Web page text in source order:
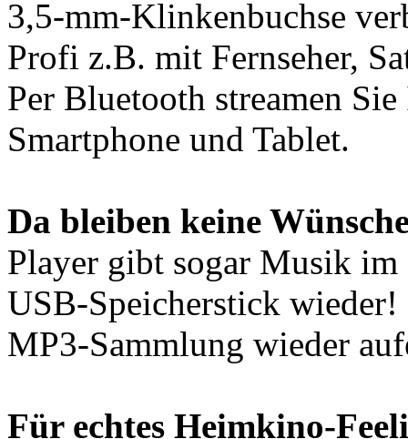
3,5-mm-Klinkenbuchse
Profi z.B. mit Fernseher,
Per Bluetooth streamen
Smartphone und Tablet.
Da bleiben keine
Player gibt sogar Musik
USB-Speicherstick wieder!
MP3-Sammlung wieder
Für echtes Heimkino-